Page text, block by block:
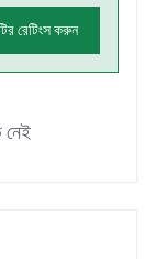
রেটিংস করুন
নেই